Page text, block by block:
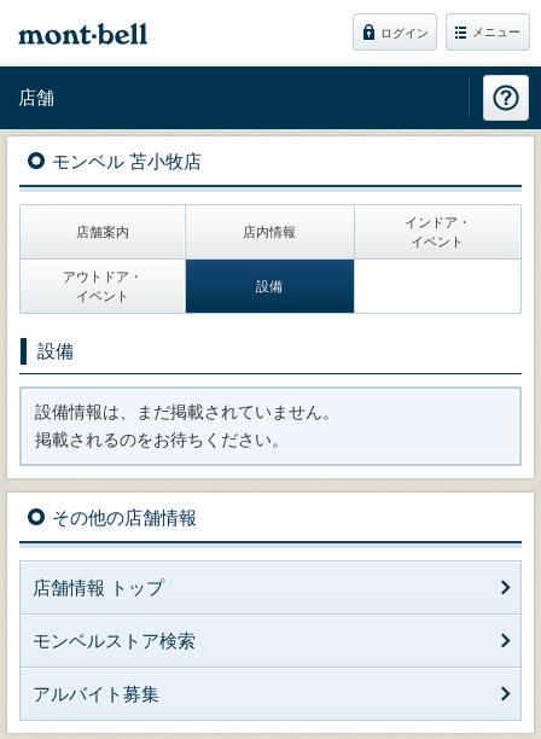
ログイン メニュー
店舗
モンベル 苫小牧店
店舗案内 店内情報
インドア・
イベント
アウトドア・
イベント
設備
設備
設備情報は、まだ掲載されていません。
掲載されるのをお待ちください。
その他の店舗情報
店舗情報 トップ
モンベルストア検索
アルバイト募集